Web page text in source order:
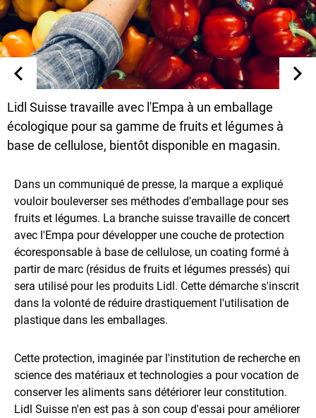
Lidl Suisse travaille avec l'Empa à un emballage
écologique pour sa gamme de fruits et légumes à
base de cellulose, bientôt disponible en magasin.
Dans un communiqué de presse, la marque a expliqué
vouloir bouleverser ses méthodes d'emballage pour ses
fruits et légumes. La branche suisse travaille de concert
avec l'Empa pour développer une couche de protection
écoresponsable à base de cellulose, un coating formé à
partir de marc (résidus de fruits et légumes pressés) qui
sera utilisé pour les produits Lidl. Cette démarche s'inscrit
dans la volonté de réduire drastiquement l'utilisation de
plastique dans les emballages.
Cette protection, imaginée par l'institution de recherche en
science des matériaux et technologies a pour vocation de
conserver les aliments sans détériorer leur constitution.
Lidl Suisse n'en est pas à son coup d'essai pour améliorer